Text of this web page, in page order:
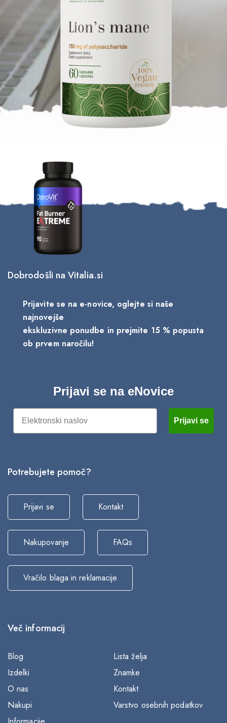
Dobrodošli na Vitalia.si
Prijavite se na e-novice, oglejte si naše
najnovejše
ekskluzivne ponudbe in prejmite 15 % popusta
ob prvem naročilu!
Prijavi se na eNovice
Email
Prijavi se
Potrebujete pomoč?
Prijavi se Kontakt
Nakupovanje FAQs
Vračilo blaga in reklamacije
Več informacij
Blog
Lista želja
Izdelki
Znamke
O nas
Kontakt
Nakupi
Varstvo osebnih podatkov